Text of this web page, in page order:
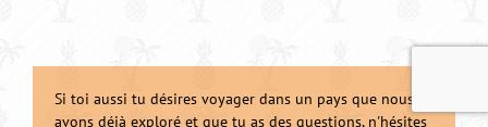
Si toi aussi tu désires voyager dans un pays que nous
avons déjà exploré et que tu as des questions, n'hésites